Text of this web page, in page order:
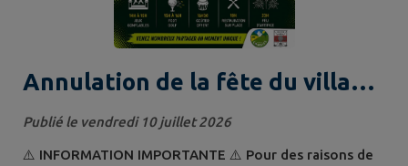
Annulation de la fête du village
et du feu d'artifice
Publié le vendredi 10 juillet 2026
⚠️ INFORMATION IMPORTANTE ⚠️ Pour des raisons de